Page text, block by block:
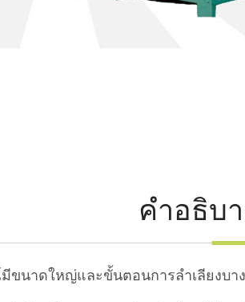
คำอธิบ
นาดใหญ่และขั้นตอนการลำเลียงบา